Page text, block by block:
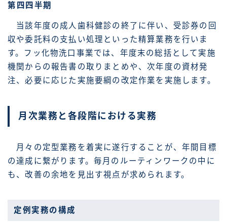
第四四半期
当該年度の成人歯科健診の終了に伴い、受診券の回
収や委託料の支払い処理といった精算業務を行いま
す。フッ化物洗口事業では、年度末の総括として実施
機関からの報告書の取りまとめや、次年度の資材発
注、必要に応じた実施要綱の改定作業を実施します。
月次業務と各段階における実務
月々の定型業務を着実に遂行することが、年間目標
の達成に繋がります。毎月のルーティンワークの中に
も、改善の余地を見出す視点が求められます。
定例実務の構成